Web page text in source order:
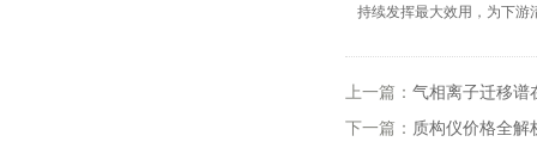
持续发挥最大效用，为下游
上一篇： 气相离子迁移谱
下一篇： 质构仪价格全解